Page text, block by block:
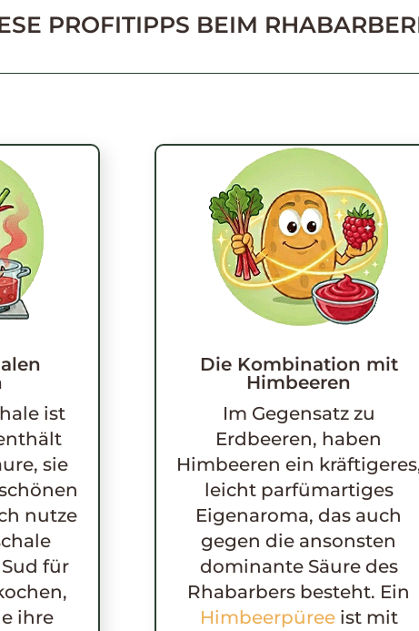
PROFITIPPS BEIM
ist
sie
nutze
für
ihre
Die Kombination mit
Himbeeren
Im Gegensatz zu
Erdbeeren, haben
Himbeeren ein
leicht parfümartiges
Eigenaroma, das auch
gegen die ansonsten
dominante Säure des
Rhabarbers besteht. Ein
Himbeerpüreeist mit